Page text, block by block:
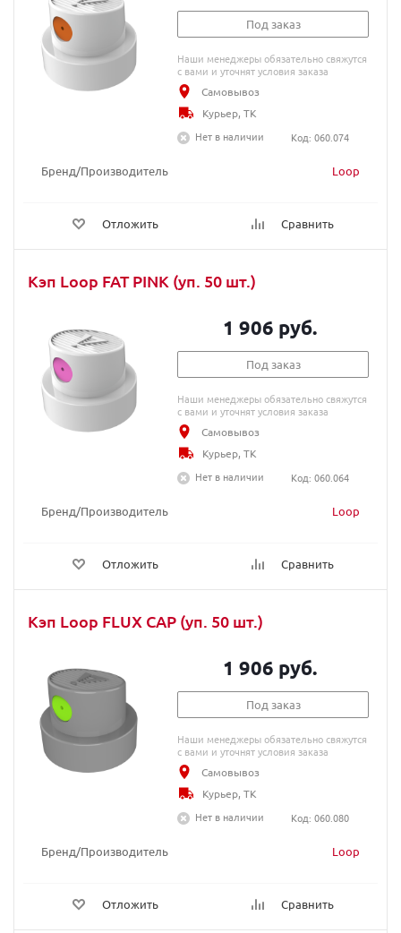
Бренд/Производитель Loop
Отложить Сравнить
Под заказ
Наши менеджеры обязательно свяжутся
с вами и уточнят условия заказа
Самовывоз
Курьер, ТК
Нет в наличии
Код: 060.074
Кэп Loop FAT PINK (уп. 50 шт.)
Бренд/Производитель Loop
Отложить Сравнить
1 906 руб.
Под заказ
Наши менеджеры обязательно свяжутся
с вами и уточнят условия заказа
Самовывоз
Курьер, ТК
Нет в наличии
Код: 060.064
Кэп Loop FLUX CAP (уп. 50 шт.)
Бренд/Производитель Loop
Отложить Сравнить
1 906 руб.
Под заказ
Наши менеджеры обязательно свяжутся
с вами и уточнят условия заказа
Самовывоз
Курьер, ТК
Нет в наличии
Код: 060.080